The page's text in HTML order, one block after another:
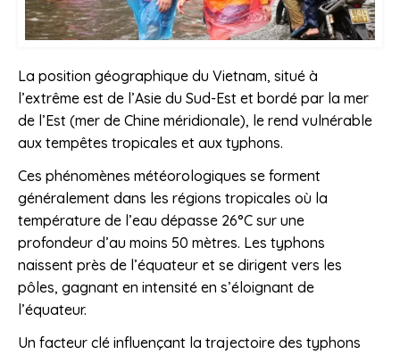
La position géographique du Vietnam, situé à
l’extrême est de l’Asie du Sud-Est et bordé par la mer
de l’Est (mer de Chine méridionale), le rend vulnérable
aux tempêtes tropicales et aux typhons.
Ces phénomènes météorologiques se forment
généralement dans les régions tropicales où la
température de l’eau dépasse 26°C sur une
profondeur d’au moins 50 mètres. Les typhons
naissent près de l’équateur et se dirigent vers les
pôles, gagnant en intensité en s’éloignant de
l’équateur.
Un facteur clé influençant la trajectoire des typhons